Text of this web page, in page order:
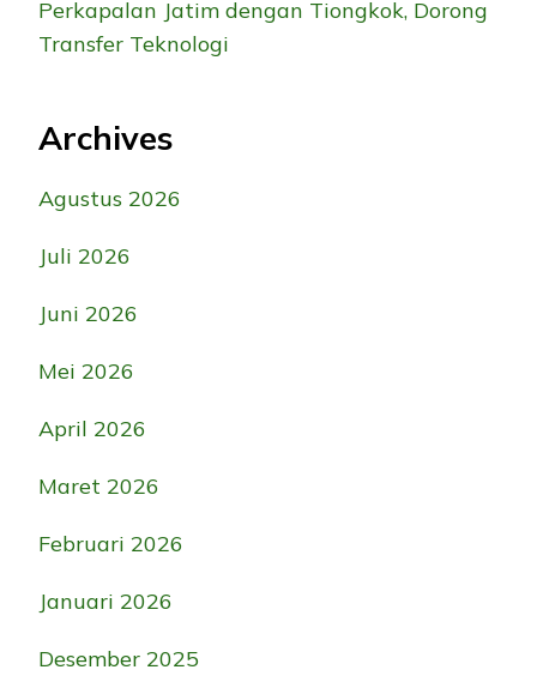
Perkapalan Jatim dengan Tiongkok, Dorong
Transfer Teknologi
Archives
Agustus 2026
Juli 2026
Juni 2026
Mei 2026
April 2026
Maret 2026
Februari 2026
Januari 2026
Desember 2025